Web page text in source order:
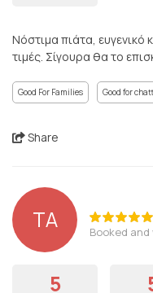
Νόστιμα πιάτα, ευγενικό
τιμές. Σίγουρα θα το
Good For Families Good for
Share
ΤΑ Booked
5